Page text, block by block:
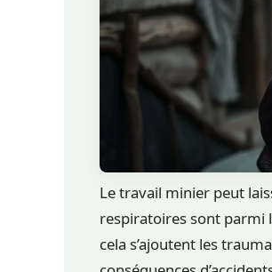
Le travail minier peut
respiratoires sont parmi
cela s’ajoutent les